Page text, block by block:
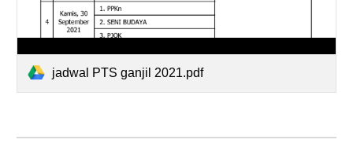
jadwal PTS ganjil 2021.pdf